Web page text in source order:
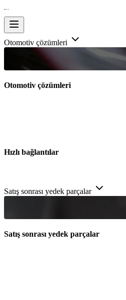
Otomotiv çözümleri
Otomotiv çözümleri
Hızlı bağlantılar
Satış sonrası yedek parçalar
Satış sonrası yedek parçalar